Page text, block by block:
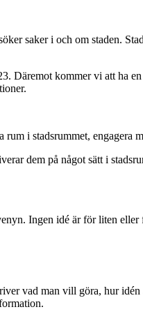
saker i och om staden.
Däremot kommer vi att ha
i stadsrummet, engagera
dem på något sätt i
Ingen idé är för liten
vad man vill göra, hur